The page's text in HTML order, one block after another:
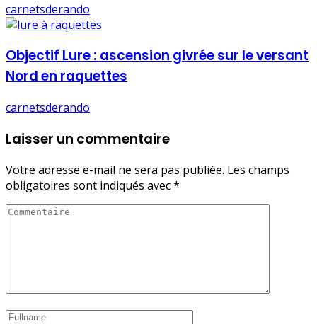
carnetsderando
Objectif Lure : ascension givrée sur le versant
Nord en raquettes
carnetsderando
Laisser un commentaire
Votre adresse e-mail ne sera pas publiée. Les champs
obligatoires sont indiqués avec*